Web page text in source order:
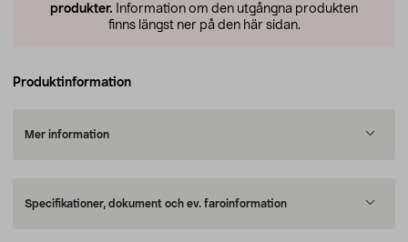
produkter. Information om den utgångna produkten
finns längst ner på den här sidan.
Produktinformation
Mer information
Specifikationer, dokument och ev. faroinformation